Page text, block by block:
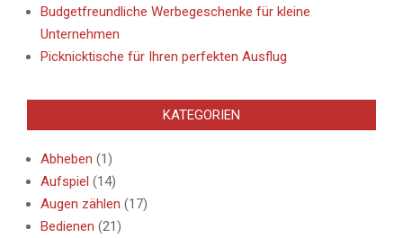
Budgetfreundliche Werbegeschenke für kleine
Unternehmen
Picknicktische für Ihren perfekten Ausflug
KATEGORIEN
Abheben (1)
Aufspiel (14)
Augen zählen (17)
Bedienen (21)